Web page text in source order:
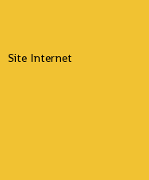
Site Internet